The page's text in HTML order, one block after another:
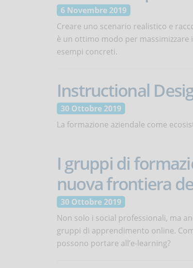
6 Novembre 2019
Creare uno scenario realistico e
è un ottimo modo per massimizzare
esempi concreti.
Instructional
30 Ottobre 2019
La formazione aziendale come
I gruppi di
nuova frontiera
30 Ottobre 2019
Non solo i social professionali, ma
gruppi di apprendimento online.
possono portare all’e-learning?